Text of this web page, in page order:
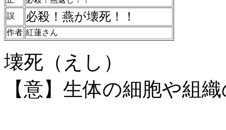
誤
必殺！燕が壊死！！
作者 紅蓮さん
壊死（えし）
【意】生体の細胞や組